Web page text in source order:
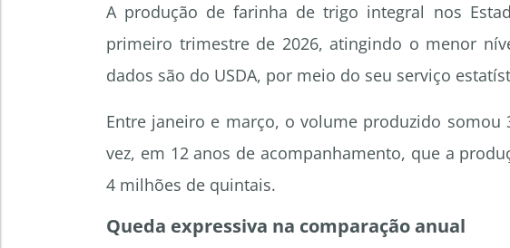
A produção de farinha de trigo integral nos
primeiro trimestre de 2026, atingindo o menor
dados são do USDA, por meio do seu serviço
Entre janeiro e março, o volume produzido
vez, em 12 anos de acompanhamento, que a
4 milhões de quintais.
Queda expressiva na comparação anual